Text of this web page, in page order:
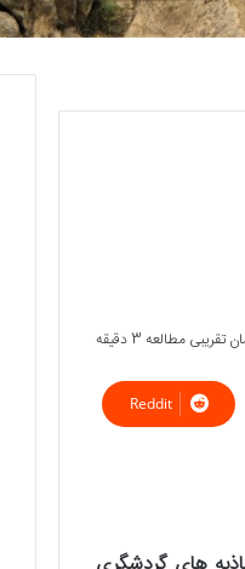
تقریبی مطالعه 3 دقیقه
Reddit